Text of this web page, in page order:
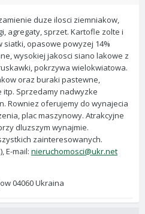
duze ilosci ziemniakow,
agregaty, sprzet. Kartofle zolte i
opasowe powyzej 14%
wysokiej jakosci siano lakowe z
pokrzywa wielokwiatowa.
oraz buraki pastewne,
Sprzedamy nadwyzke
Rowniez oferujemy do wynajecia
plac maszynowy. Atrakcyjne
dluzszym wynajmie.
zainteresowanych.
E-mail: nieruchomosci@ukr.net
04060 Ukraina